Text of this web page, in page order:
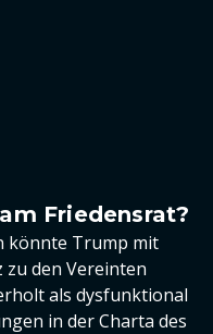
Friedensrat?
könnte Trump mit
zu den Vereinten
als dysfunktional
in der Charta des